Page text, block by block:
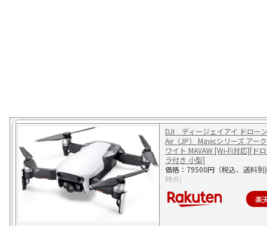
DJI ディージェイアイ ドロー
Air（JP） Mavicシリーズ アー
ワイト MAVAW [Wi-Fi対応][ド
ラ付き 小型]
価格：79500円（税込、送料別)
時点)
楽